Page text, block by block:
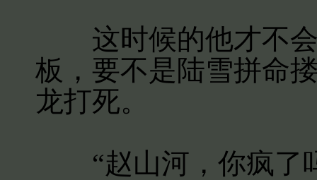
这时候的他才不会
板，要不是陆雪拼命
龙打死。
“赵山河，你疯了